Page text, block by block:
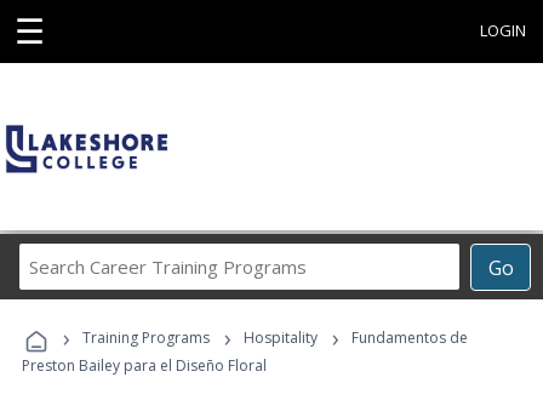
☰ LOGIN
Go
Career
Programs
› Training Programs › Hospitality ›
Fundamentos de
Preston Bailey para el Diseño Floral